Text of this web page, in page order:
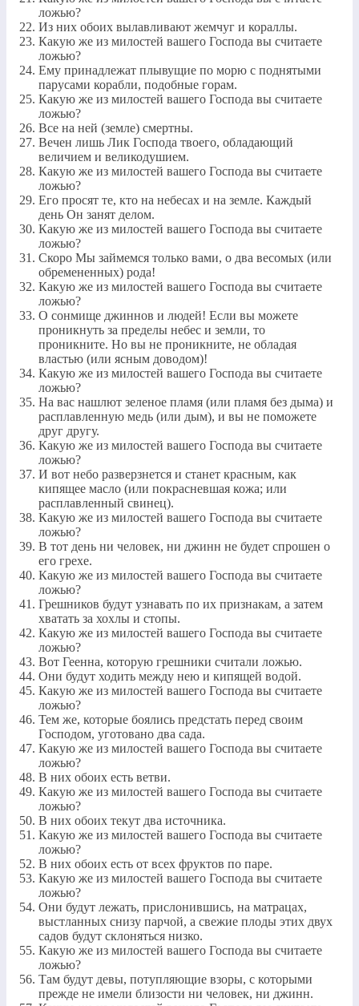
ложью?
Из них обоих вылавливают жемчуг и кораллы.
Какую же из милостей вашего Господа вы считаете
ложью?
Ему принадлежат плывущие по морю с поднятыми
парусами корабли, подобные горам.
Какую же из милостей вашего Господа вы считаете
ложью?
Все на ней (земле) смертны.
Вечен лишь Лик Господа твоего, обладающий
величием и великодушием.
Какую же из милостей вашего Господа вы считаете
ложью?
Его просят те, кто на небесах и на земле. Каждый
день Он занят делом.
Какую же из милостей вашего Господа вы считаете
ложью?
Скоро Мы займемся только вами, о два весомых (или
обремененных) рода!
Какую же из милостей вашего Господа вы считаете
ложью?
О сонмище джиннов и людей! Если вы можете
проникнуть за пределы небес и земли, то
проникните. Но вы не проникните, не обладая
властью (или ясным доводом)!
Какую же из милостей вашего Господа вы считаете
ложью?
На вас нашлют зеленое пламя (или пламя без дыма) и
расплавленную медь (или дым), и вы не поможете
друг другу.
Какую же из милостей вашего Господа вы считаете
ложью?
И вот небо разверзнется и станет красным, как
кипящее масло (или покрасневшая кожа; или
расплавленный свинец).
Какую же из милостей вашего Господа вы считаете
ложью?
В тот день ни человек, ни джинн не будет спрошен о
его грехе.
Какую же из милостей вашего Господа вы считаете
ложью?
Грешников будут узнавать по их признакам, а затем
хватать за хохлы и стопы.
Какую же из милостей вашего Господа вы считаете
ложью?
Вот Геенна, которую грешники считали ложью.
Они будут ходить между нею и кипящей водой.
Какую же из милостей вашего Господа вы считаете
ложью?
Тем же, которые боялись предстать перед своим
Господом, уготовано два сада.
Какую же из милостей вашего Господа вы считаете
ложью?
В них обоих есть ветви.
Какую же из милостей вашего Господа вы считаете
ложью?
В них обоих текут два источника.
Какую же из милостей вашего Господа вы считаете
ложью?
В них обоих есть от всех фруктов по паре.
Какую же из милостей вашего Господа вы считаете
ложью?
Они будут лежать, прислонившись, на матрацах,
выстланных снизу парчой, а свежие плоды этих двух
садов будут склоняться низко.
Какую же из милостей вашего Господа вы считаете
ложью?
Там будут девы, потупляющие взоры, с которыми
прежде не имели близости ни человек, ни джинн.